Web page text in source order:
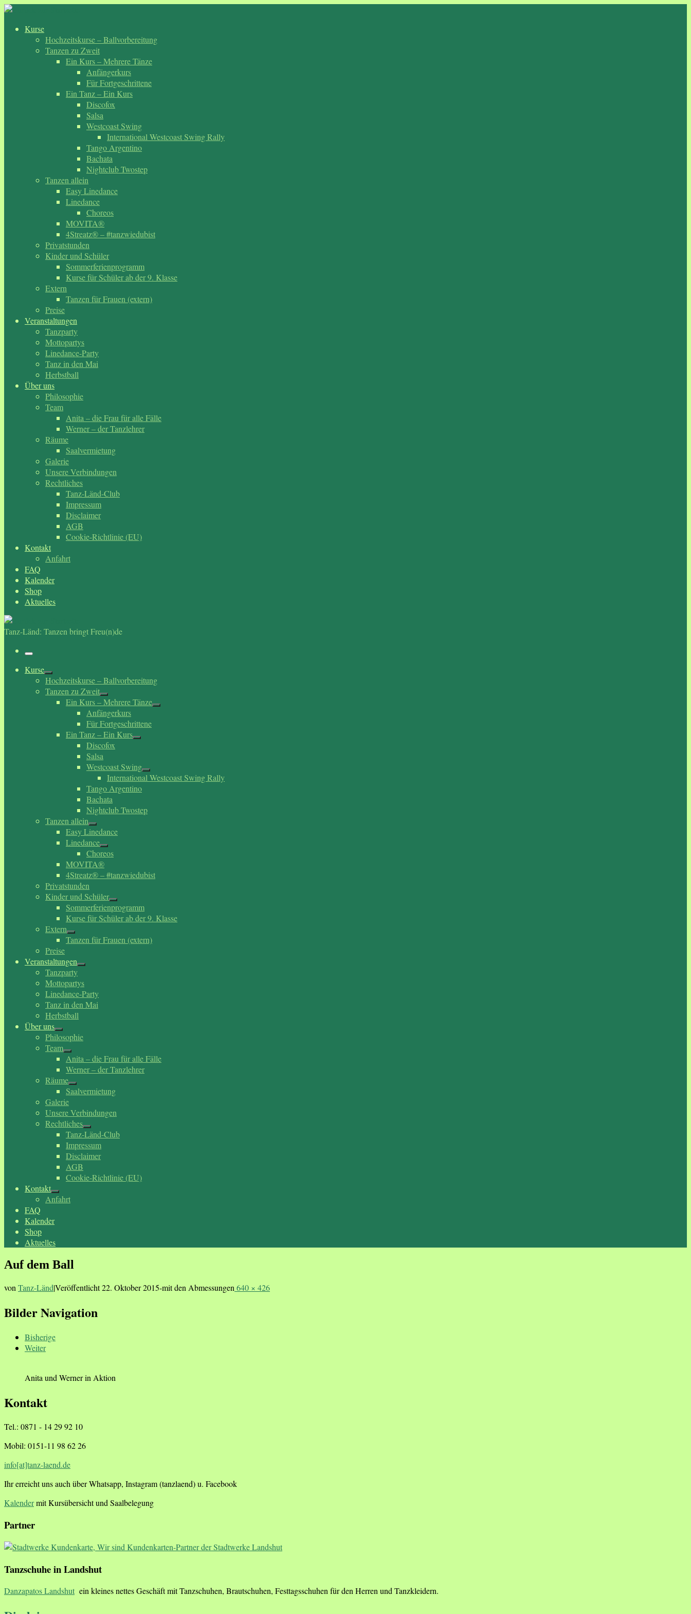
Zum
springenKurse
Hochzeitskurse – Ballvorbereitung
Tanzen zu Zweit
Ein Kurs – Mehrere Tänze
Anfängerkurs
Für Fortgeschrittene
Ein Tanz – Ein Kurs
Discofox
Salsa
Westcoast Swing
International Westcoast Swing Rally
Tango Argentino
Bachata
Nightclub Twostep
Tanzen allein
Easy Linedance
Linedance
Choreos
MOVITA®
4Streatz® – #tanzwiedubist
Privatstunden
Kinder und Schüler
Sommerferienprogramm
Kurse für Schüler ab der 9. Klasse
Extern
Tanzen für Frauen (extern)
Preise
Veranstaltungen
Tanzparty
Mottopartys
Linedance-Party
Tanz in den Mai
Herbstball
Über uns
Philosophie
Team
Anita – die Frau für alle Fälle
Werner – der Tanzlehrer
Räume
Saalvermietung
Galerie
Unsere Verbindungen
Rechtliches
Tanz-Länd-Club
Impressum
Disclaimer
AGB
Cookie-Richtlinie (EU)
Kontakt
Anfahrt
FAQ
Kalender
Shop
Aktuelles
Tanz-Länd: Tanzen bringt Freu(n)de
Menü
Kurse
Hochzeitskurse – Ballvorbereitung
Tanzen zu Zweit
Ein Kurs – Mehrere Tänze
Anfängerkurs
Für Fortgeschrittene
Ein Tanz – Ein Kurs
Discofox
Salsa
Westcoast Swing
International Westcoast Swing Rally
Tango Argentino
Bachata
Nightclub Twostep
Tanzen allein
Easy Linedance
Linedance
Choreos
MOVITA®
4Streatz® – #tanzwiedubist
Privatstunden
Kinder und Schüler
Sommerferienprogramm
Kurse für Schüler ab der 9. Klasse
Extern
Tanzen für Frauen (extern)
Preise
Veranstaltungen
Tanzparty
Mottopartys
Linedance-Party
Tanz in den Mai
Herbstball
Über uns
Philosophie
Team
Anita – die Frau für alle Fälle
Werner – der Tanzlehrer
Räume
Saalvermietung
Galerie
Unsere Verbindungen
Rechtliches
Tanz-Länd-Club
Impressum
Disclaimer
AGB
Cookie-Richtlinie (EU)
Kontakt
Anfahrt
FAQ
Kalender
Shop
Aktuelles
Auf dem Ball
von Tanz-Länd|Veröffentlicht22. Oktober 2015-mit den Abmessungen 640 × 426
Bilder Navigation
Bisherige
Weiter
Anita und Werner in Aktion
Kontakt
Tel.: 0871 - 14 29 92 10
Mobil: 0151-11 98 62 26
info[at]tanz-laend.de
Ihr erreicht uns auch über Whatsapp, Instagram (tanzlaend) u. Facebook
Kalendermit Kursübersicht und Saalbelegung
Partner
Tanzschuhe in Landshut
Danzapatos Landshut ein kleines nettes Geschäft mit Tanzschuhen, Brautschuhen, Festtagsschuhen für den Herren und Tanzkleidern.